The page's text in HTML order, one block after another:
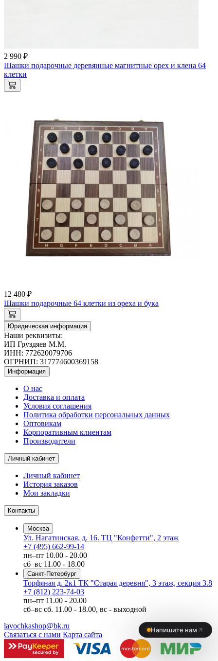
2 990 ₽
Шашки подарочные деревянные магнитные орех и клена 64
клетки
12 480 ₽
Шашки подарочные 64 клетки из ореха и бука
Юридическая информация
Наши реквизиты:
ИП Груздяев М.М.
ИНН: 772620079706
ОГРНИП: 317774600369158
Информация
О нас
Доставка и оплата
Условия соглашения
Политика обработки персональных данных
Оптовикам
Корпоративным клиентам
Производители
Личный кабинет
Личный кабинет
История заказов
Мои закладки
Контакты
Москва
Ул. Нагатинская, д. 16. ТЦ "Конфетти", 2 этаж
+7 (495) 662-99-14
пн–пт 10.00 - 20.00
сб–вс 11.00 - 18.00
Санкт-Петербург
Торфяная д. 2к1 ТК "Старая деревня", 3 этаж, секция 3.8
+7 (812) 223-74-03
пн–пт 11.00 - 20.00
сб–вс сб. 11.00 - 18.00, вс - выходной
lavochkashop@bk.ru
Связаться с нами Карта сайта